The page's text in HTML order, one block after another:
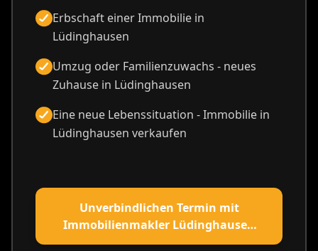
Erbschaft einer Immobilie in
Lüdinghausen
Umzug oder Familienzuwachs - neues
Zuhause in Lüdinghausen
Eine neue Lebenssituation - Immobilie in
Lüdinghausen verkaufen
Unverbindlichen Termin mit
Immobilienmakler Lüdinghausen
vereinbaren